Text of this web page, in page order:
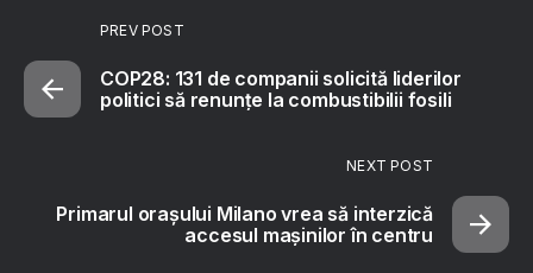
PREV POST
COP28: 131 de companii solicită liderilor
politici să renunțe la combustibilii fosili
NEXT POST
Primarul orașului Milano vrea să interzică
accesul mașinilor în centru